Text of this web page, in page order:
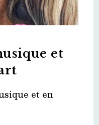
et
et en